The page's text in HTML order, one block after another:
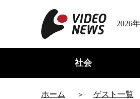
2026
社会
ホーム ゲスト一覧